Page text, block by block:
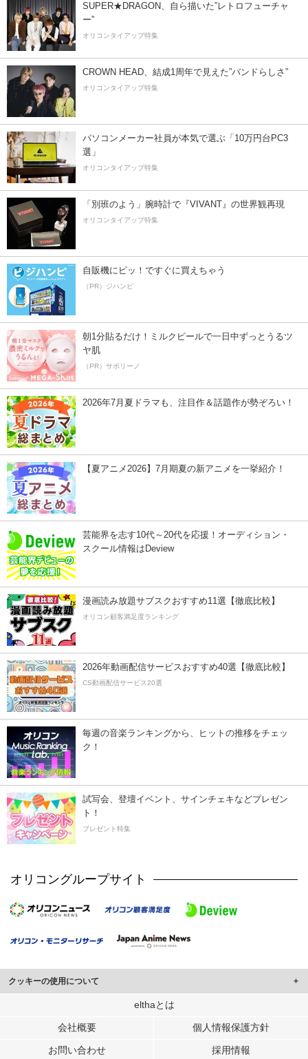
SUPER★DRAGON、自ら描いた”レトロフューチャ
ー”
オリコンタイアップ特集
CROWN HEAD、結成1周年で見えた”バンドらしさ”
オリコンタイアップ特集
パソコンメーカー社員が本気で選ぶ「10万円台PC3
選」
オリコンタイアップ特集
「別班のよう」腕時計で『VIVANT』の世界観再現
オリコンタイアップ特集
自販機にピッ！ですぐに買えちゃう
（PR）ジハンピ
朝1分貼るだけ！ミルクピールで一日中ずっとうるツ
ヤ肌
（PR）サボリーノ
2026年7月夏ドラマも、注目作＆話題作が勢ぞろい！
【夏アニメ2026】7月期夏の新アニメを一挙紹介！
芸能界を志す10代～20代を応援！オーディション・
スクール情報はDeview
漫画読み放題サブスクおすすめ11選【徹底比較】
オリコン顧客満足度ランキング
2026年動画配信サービスおすすめ40選【徹底比較】
CS動画配信サービス20選
毎週の音楽ランキングから、ヒットの推移をチェッ
ク！
試写会、登壇イベント、サインチェキなどプレゼン
ト！
プレゼント特集
オリコングループサイト
クッキーの使用について
このサイトでは Cookie を使用して、ユーザーに合わせたコンテンツや広告の
行っています。
メディアや広告配信、データ解析の各パートナーに提供しています。
elthaとは
会社概要 個人情報保護方針
お問い合わせ 採用情報